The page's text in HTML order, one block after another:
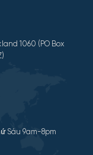
1060 (PO Box
Sáu 9am-8pm